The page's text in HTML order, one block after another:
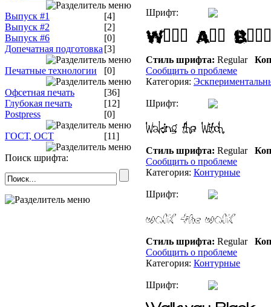
Выпуск #1
[4]
Выпуск #2
[2]
Выпуск #6
[0]
Допечатная подготовка [3]
Печатные технологии [0]
Офсетная печать
[36]
Глубокая печать
[12]
Postpress
[0]
ГОСТ, ОСТ [11]
Поиск шрифта:
Шрифт:
Стиль шрифта: Regular
Сообщить о проблеме
Категория:
Шрифт:
Стиль шрифта: Regular
Сообщить о проблеме
Категория: Контурные
Шрифт:
Стиль шрифта: Regular
Сообщить о проблеме
Категория: Контурные
Шрифт: